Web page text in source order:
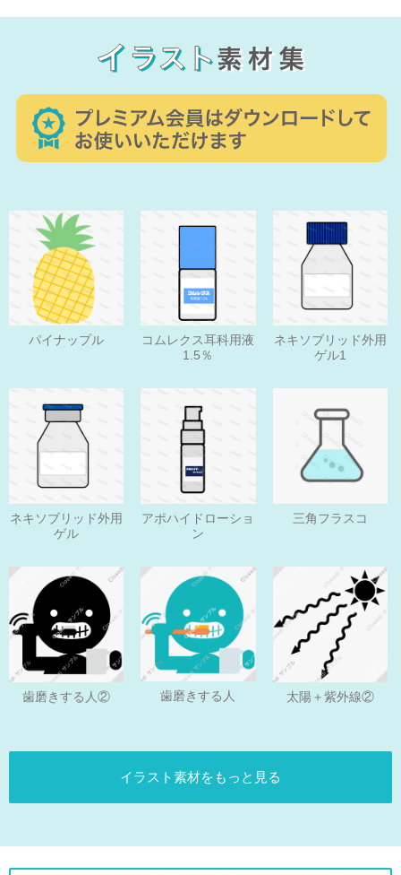
パイナップル
コムレクス耳科用液
1.5％
ネキソブリッド外用
ゲル1
ネキソブリッド外用
ゲル
アポハイドローショ
ン
三角フラスコ
歯磨きする人② 歯磨きする人 太陽＋紫外線②
イラスト素材をもっと見る